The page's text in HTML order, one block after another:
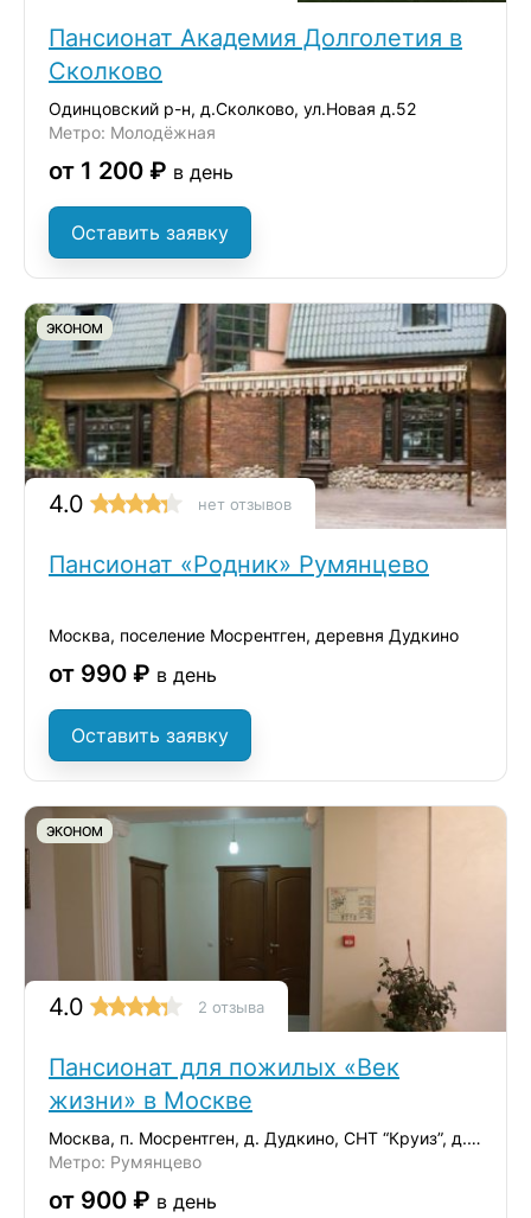
Пансионат Академия Долголетия в
Сколково
Одинцовский р-н, д.Сколково, ул.Новая д.52
Метро: Молодёжная
от 1 200 ₽ в день
Оставить заявку
ЭКОНОМ
4.0 нет отзывов
Пансионат «Родник» Румянцево
Москва, поселение Мосрентген, деревня Дудкино
от 990 ₽ в день
Оставить заявку
ЭКОНОМ
4.0 2 отзыва
Пансионат для пожилых «Век
жизни» в Москве
Москва, п. Мосрентген, д. Дудкино, СНТ “Круиз”, д.35
Метро: Румянцево
от 900 ₽ в день